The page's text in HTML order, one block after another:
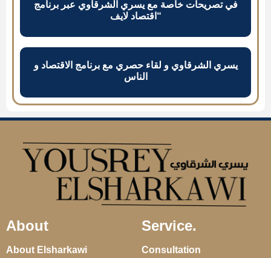
في تصريحات خاصة مع يسري الشرقاوي عبر برنامج
“اقتصاد لايف
يسري الشرقاوي و لقاء حصري مع برنامج الاقتصاد و
الناس
About
About Elsharkawi
Service.
Consultation